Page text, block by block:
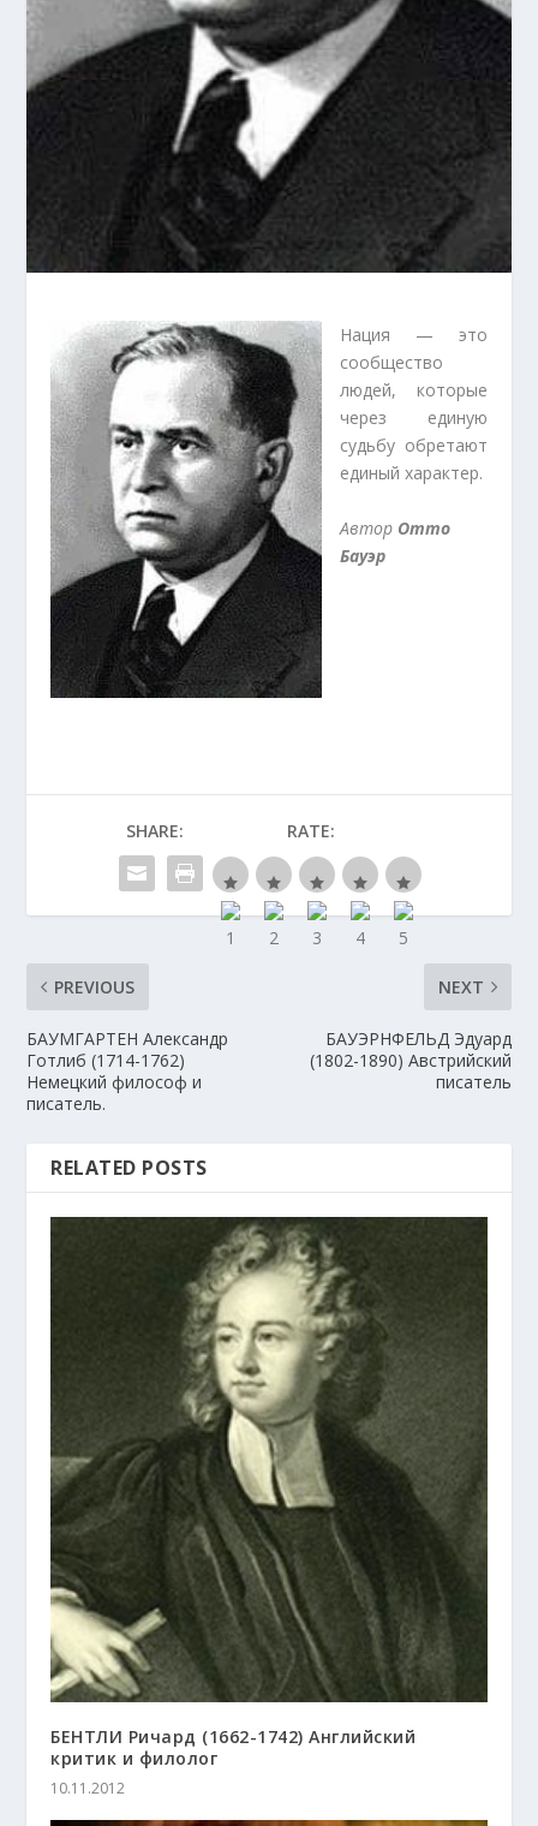
Нация — это
сообщество
людей, которые
через единую
судьбу обретают
единый характер.
Автор Отто
Бауэр
SHARE: RATE:
PREVIOUS
БАУМГАРТЕН Александр
Готлиб (1714-1762)
Немецкий философ и
писатель.
NEXT
БАУЭРНФЕЛЬД Эдуард
(1802-1890) Австрийский
писатель
RELATED POSTS
БЕНТЛИ Ричард (1662-1742) Английский
критик и филолог
10.11.2012